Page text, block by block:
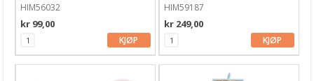
HIM56032
kr 99,00
KJØP
HIM59187
kr 249,00
KJØP